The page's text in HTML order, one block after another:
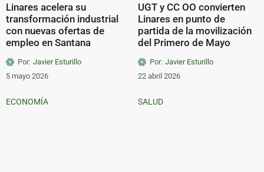
Linares acelera su
transformación industrial
con nuevas ofertas de
empleo en Santana
Por: Javier Esturillo
5 mayo 2026
UGT y CC OO convierten
Linares en punto de
partida de la movilización
del Primero de Mayo
Por: Javier Esturillo
22 abril 2026
ECONOMÍA SALUD